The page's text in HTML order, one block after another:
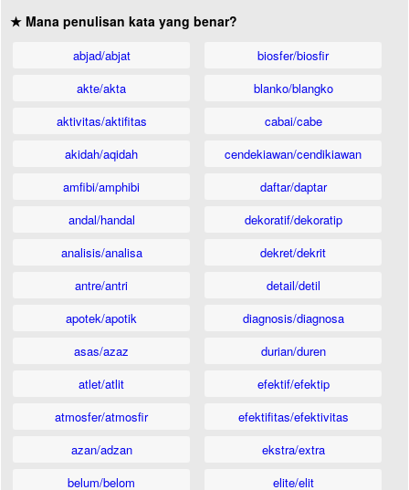
★ Mana penulisan kata yang benar?
abjad/abjat
akte/akta
aktivitas/aktifitas
akidah/aqidah
amfibi/amphibi
andal/handal
analisis/analisa
antre/antri
apotek/apotik
asas/azaz
atlet/atlit
atmosfer/atmosfir
azan/adzan
belum/belom
biosfer/biosfir
blanko/blangko
cabai/cabe
cendekiawan/cendikiawan
daftar/daptar
dekoratif/dekoratip
dekret/dekrit
detail/detil
diagnosis/diagnosa
durian/duren
efektif/efektip
efektifitas/efektivitas
ekstra/extra
elite/elit